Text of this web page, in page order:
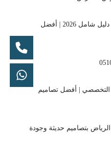
تفصيل مطابخ الرمال الرياض | دليل شامل 2026 | أفضل
| أفضل تصاميم
بتصاميم حديثة وجودة